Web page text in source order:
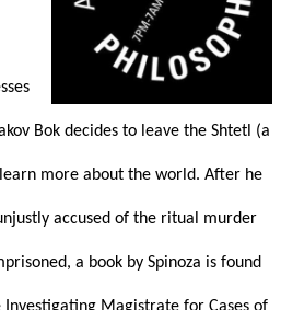
Bok decides to leave the Shtetl (a
more about the world. After he
accused of the ritual murder
a book by Spinoza is found